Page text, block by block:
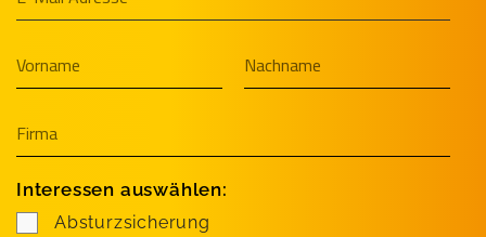
Interessen auswählen:
Absturzsicherung